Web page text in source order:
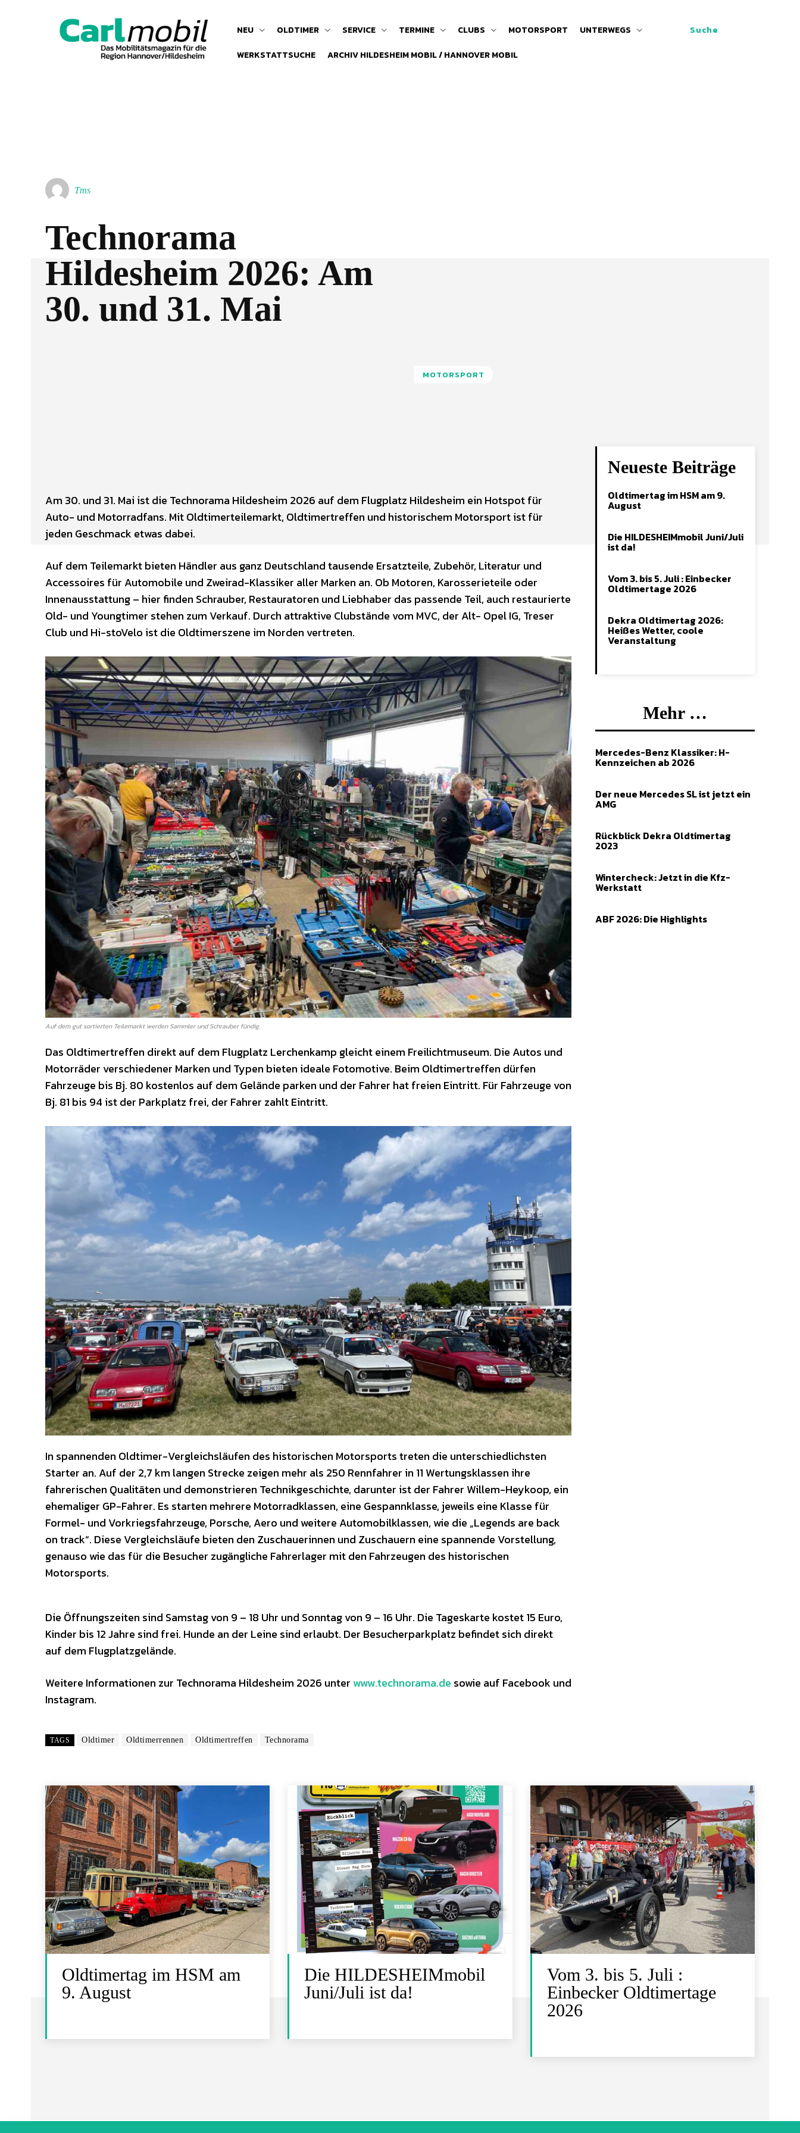
Suche
NEU OLDTIMER SERVICE TERMINE CLUBS MOTORSPORT
UNTERWEGS
WERKSTATTSUCHE
ARCHIV HILDESHEIM MOBIL / HANNOVER MOBIL
Tms
Technorama
Hildesheim 2026: Am
30. und 31. Mai
MOTORSPORT
Am 30. und 31. Mai ist die Technorama Hildesheim 2026 auf dem Flugplatz Hildesheim ein Hotspot für
Auto- und Motorradfans. Mit Oldtimerteilemarkt, Oldtimertreffen und historischem Motorsport ist für
jeden Geschmack etwas dabei.
Auf dem Teilemarkt bieten Händler aus ganz Deutschland tausende Ersatzteile, Zubehör, Literatur und
Accessoires für Automobile und Zweirad-Klassiker aller Marken an. Ob Motoren, Karosserieteile oder
Innenausstattung – hier finden Schrauber, Restauratoren und Liebhaber das passende Teil, auch restaurierte
Old- und Youngtimer stehen zum Verkauf. Durch attraktive Clubstände vom MVC, der Alt- Opel IG, Treser
Club und Hi-stoVelo ist die Oldtimerszene im Norden vertreten.
Auf dem gut sortierten Teilemarkt werden Sammler und Schrauber fündig.
Das Oldtimertreffen direkt auf dem Flugplatz Lerchenkamp gleicht einem Freilichtmuseum. Die Autos und
Motorräder verschiedener Marken und Typen bieten ideale Fotomotive. Beim Oldtimertreffen dürfen
Fahrzeuge bis Bj. 80 kostenlos auf dem Gelände parken und der Fahrer hat freien Eintritt. Für Fahrzeuge von
Bj. 81 bis 94 ist der Parkplatz frei, der Fahrer zahlt Eintritt.
In spannenden Oldtimer-Vergleichsläufen des historischen Motorsports treten die unterschiedlichsten
Starter an. Auf der 2,7 km langen Strecke zeigen mehr als 250 Rennfahrer in 11 Wertungsklassen ihre
fahrerischen Qualitäten und demonstrieren Technikgeschichte, darunter ist der Fahrer Willem-Heykoop, ein
ehemaliger GP-Fahrer. Es starten mehrere Motorradklassen, eine Gespannklasse, jeweils eine Klasse für
Formel- und Vorkriegsfahrzeuge, Porsche, Aero und weitere Automobilklassen, wie die „Legends are back
on track“. Diese Vergleichsläufe bieten den Zuschauerinnen und Zuschauern eine spannende Vorstellung,
genauso wie das für die Besucher zugängliche Fahrerlager mit den Fahrzeugen des historischen
Motorsports.
Die Öffnungszeiten sind Samstag von 9 – 18 Uhr und Sonntag von 9 – 16 Uhr. Die Tageskarte kostet 15 Euro,
Kinder bis 12 Jahre sind frei. Hunde an der Leine sind erlaubt. Der Besucherparkplatz befindet sich direkt
auf dem Flugplatzgelände.
Weitere Informationen zur Technorama Hildesheim 2026 unter www.technorama.de sowie auf Facebook und
Instagram.
TAGS Oldtimer Oldtimerrennen Oldtimertreffen Technorama
Neueste Beiträge
Oldtimertag im HSM am 9.
August
Die HILDESHEIMmobil Juni/Juli
ist da!
Vom 3. bis 5. Juli : Einbecker
Oldtimertage 2026
Dekra Oldtimertag 2026:
Heißes Wetter, coole
Veranstaltung
Mehr …
Mercedes-Benz Klassiker: H-
Kennzeichen ab 2026
Der neue Mercedes SL ist jetzt ein
AMG
Rückblick Dekra Oldtimertag
2023
Wintercheck: Jetzt in die Kfz-
Werkstatt
ABF 2026: Die Highlights
Oldtimertag im HSM am
9. August
Die HILDESHEIMmobil
Juni/Juli ist da!
Vom 3. bis 5. Juli :
Einbecker Oldtimertage
2026